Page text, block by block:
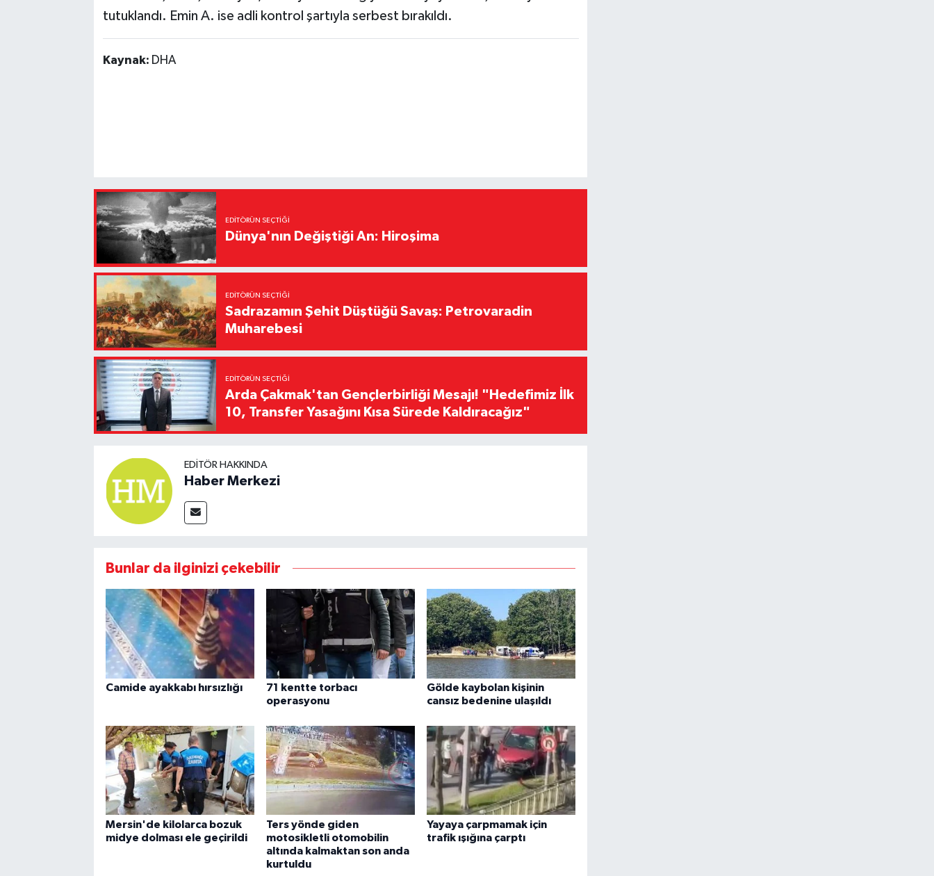
tutuklandı. Emin A. ise adli kontrol şartıyla serbest bırakıldı.
Kaynak: DHA
EDITÖRÜN SEÇTIĞI
Dünya'nın Değiştiği An: Hiroşima
EDITÖRÜN SEÇTIĞI
Sadrazamın Şehit Düştüğü Savaş: Petrovaradin
Muharebesi
EDITÖRÜN SEÇTIĞI
Arda Çakmak'tan Gençlerbirliği Mesajı! "Hedefimiz İlk
10, Transfer Yasağını Kısa Sürede Kaldıracağız"
EDITÖR HAKKINDA
Haber Merkezi
Bunlar da ilginizi çekebilir
Camide ayakkabı hırsızlığı
71 kentte torbacı
operasyonu
Gölde kaybolan kişinin
cansız bedenine ulaşıldı
Mersin'de kilolarca bozuk
midye dolması ele geçirildi
Ters yönde giden
motosikletli otomobilin
altında kalmaktan son anda
kurtuldu
Yayaya çarpmamak için
trafik ışığına çarptı